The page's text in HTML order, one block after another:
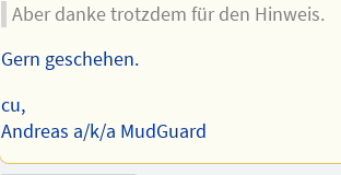
Aber danke trotzdem für den Hinweis.
Gern geschehen.
cu,
Andreas a/k/a MudGuard